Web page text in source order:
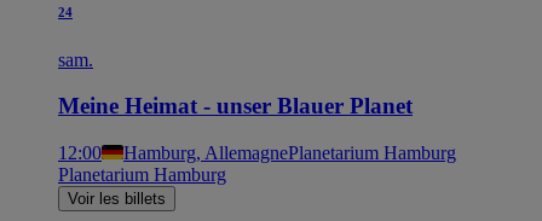
24
sam.
Meine Heimat - unser Blauer Planet
12:00 Hamburg, AllemagnePlanetarium Hamburg
Planetarium Hamburg
Voir les billets